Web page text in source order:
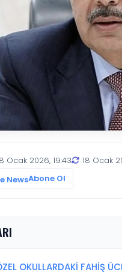
Ocak 2026, 19:43 18 Ocak
Abone Ol
OKULLARDAKİ FAHİŞ